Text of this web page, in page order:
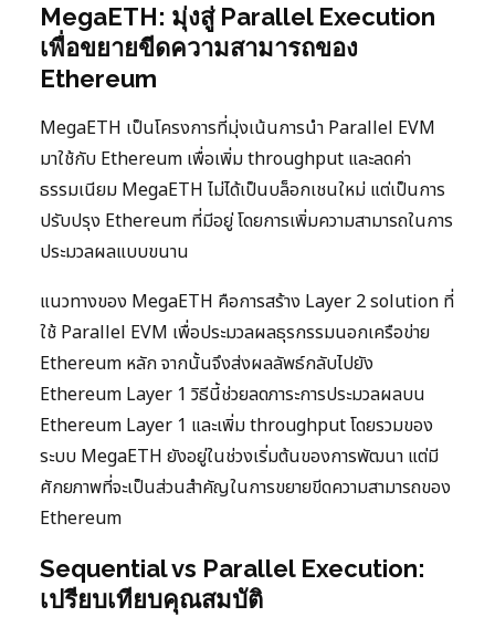
MegaETH: มุ่งสู่ Parallel Execution
เพื่อขยายขีดความสามารถของ
Ethereum
MegaETH เป็นโครงการที่มุ่งเน้นการนำ Parallel EVM
มาใช้กับ Ethereum เพื่อเพิ่ม throughput และลดค่า
ธรรมเนียม MegaETH ไม่ได้เป็นบล็อกเชนใหม่ แต่เป็นการ
ปรับปรุง Ethereum ที่มีอยู่ โดยการเพิ่มความสามารถในการ
ประมวลผลแบบขนาน
แนวทางของ MegaETH คือการสร้าง Layer 2 solution ที่
ใช้ Parallel EVM เพื่อประมวลผลธุรกรรมนอกเครือข่าย
Ethereum หลัก จากนั้นจึงส่งผลลัพธ์กลับไปยัง
Ethereum Layer 1 วิธีนี้ช่วยลดภาระการประมวลผลบน
Ethereum Layer 1 และเพิ่ม throughput โดยรวมของ
ระบบ MegaETH ยังอยู่ในช่วงเริ่มต้นของการพัฒนา แต่มี
ศักยภาพที่จะเป็นส่วนสำคัญในการขยายขีดความสามารถของ
Ethereum
Sequential vs Parallel Execution:
เปรียบเทียบคุณสมบัติ